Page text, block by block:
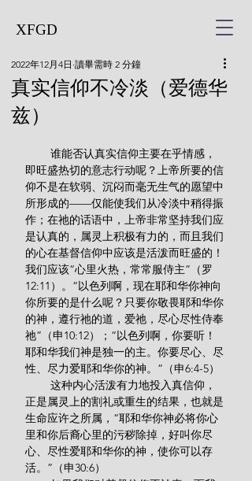
XFGD
真实信仰不冷淡（爱德华
兹）
2022年12月4日 讀畢需時 2 分鐘
即旺盛热切的意志行动呢？上帝所要的信
仰不是在软弱、沉闷而毫无生气的愿望中
所形成的——仅能使我们从冷淡中稍得振
作；在祂的话语中，上帝非常坚持我们应
是认真的，属灵上积极有力的，而且我们
的心在基督信仰中应该是活泼而旺盛的！
我们应该“心里火热，常常服侍主”（罗
12:11）。“以色列啊，现在耶和华你神向
你所要的是什么呢？只要你敬畏耶和华你
的神，遵行祂的道，爱祂，尽心尽性侍奉
祂”（申10:12）；“以色列啊，你要听！
耶和华我们神是独一的主。你要尽心、尽
性、尽力爱耶和华你的神。”（申6:4-5）
正是属灵上的割礼或重生的结果，也就是
生命应许之所属，“耶和华你神必将你心
里和你后裔心里的污秽除掉，好叫你尽
心、尽性爱耶和华你的神，使你可以存
活。”（申30:6）